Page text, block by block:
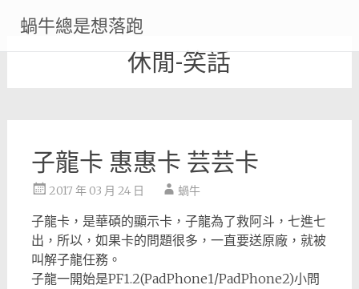
content
蝸牛總是想落跑
休閒-笑話
子龍卡 惠惠卡 芸芸卡
2017 年 03 月 24 日 蝸牛
子龍卡，是華碩的顯示卡，子龍為了救阿斗，七進七
出，所以，如果卡的問題很多，一直要送原廠，就被
叫解子龍任務。
子龍一開始是PF1.2(PadPhone1/PadPhone2)小問